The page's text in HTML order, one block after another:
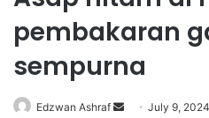
pembakaran
sempurna
Edzwan Ashraf July 9, 2024